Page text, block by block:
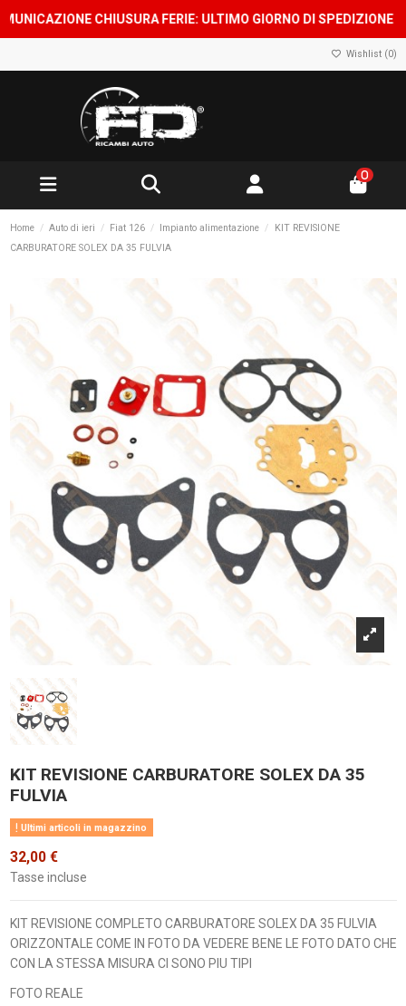
CHIUSURA FERIE: ULTIMO GIORNO DI SPEDIZIONE 7
Wishlist (0)
0
Home Auto di ieri Fiat 126 Impianto alimentazione
KIT REVISIONE
CARBURATORE SOLEX DA 35 FULVIA
KIT REVISIONE CARBURATORE SOLEX DA 35
FULVIA
Ultimi articoli in magazzino
32,00 €
Tasse incluse
KIT REVISIONE COMPLETO CARBURATORE SOLEX DA 35 FULVIA
ORIZZONTALE COME IN FOTO DA VEDERE BENE LE FOTO DATO CHE
CON LA STESSA MISURA CI SONO PIU TIPI
FOTO REALE